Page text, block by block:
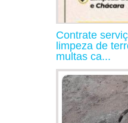
Contrate
limpeza de
multas ca...